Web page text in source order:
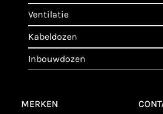
ventilatie
kabeldozen
inbouwdozen
MERKEN